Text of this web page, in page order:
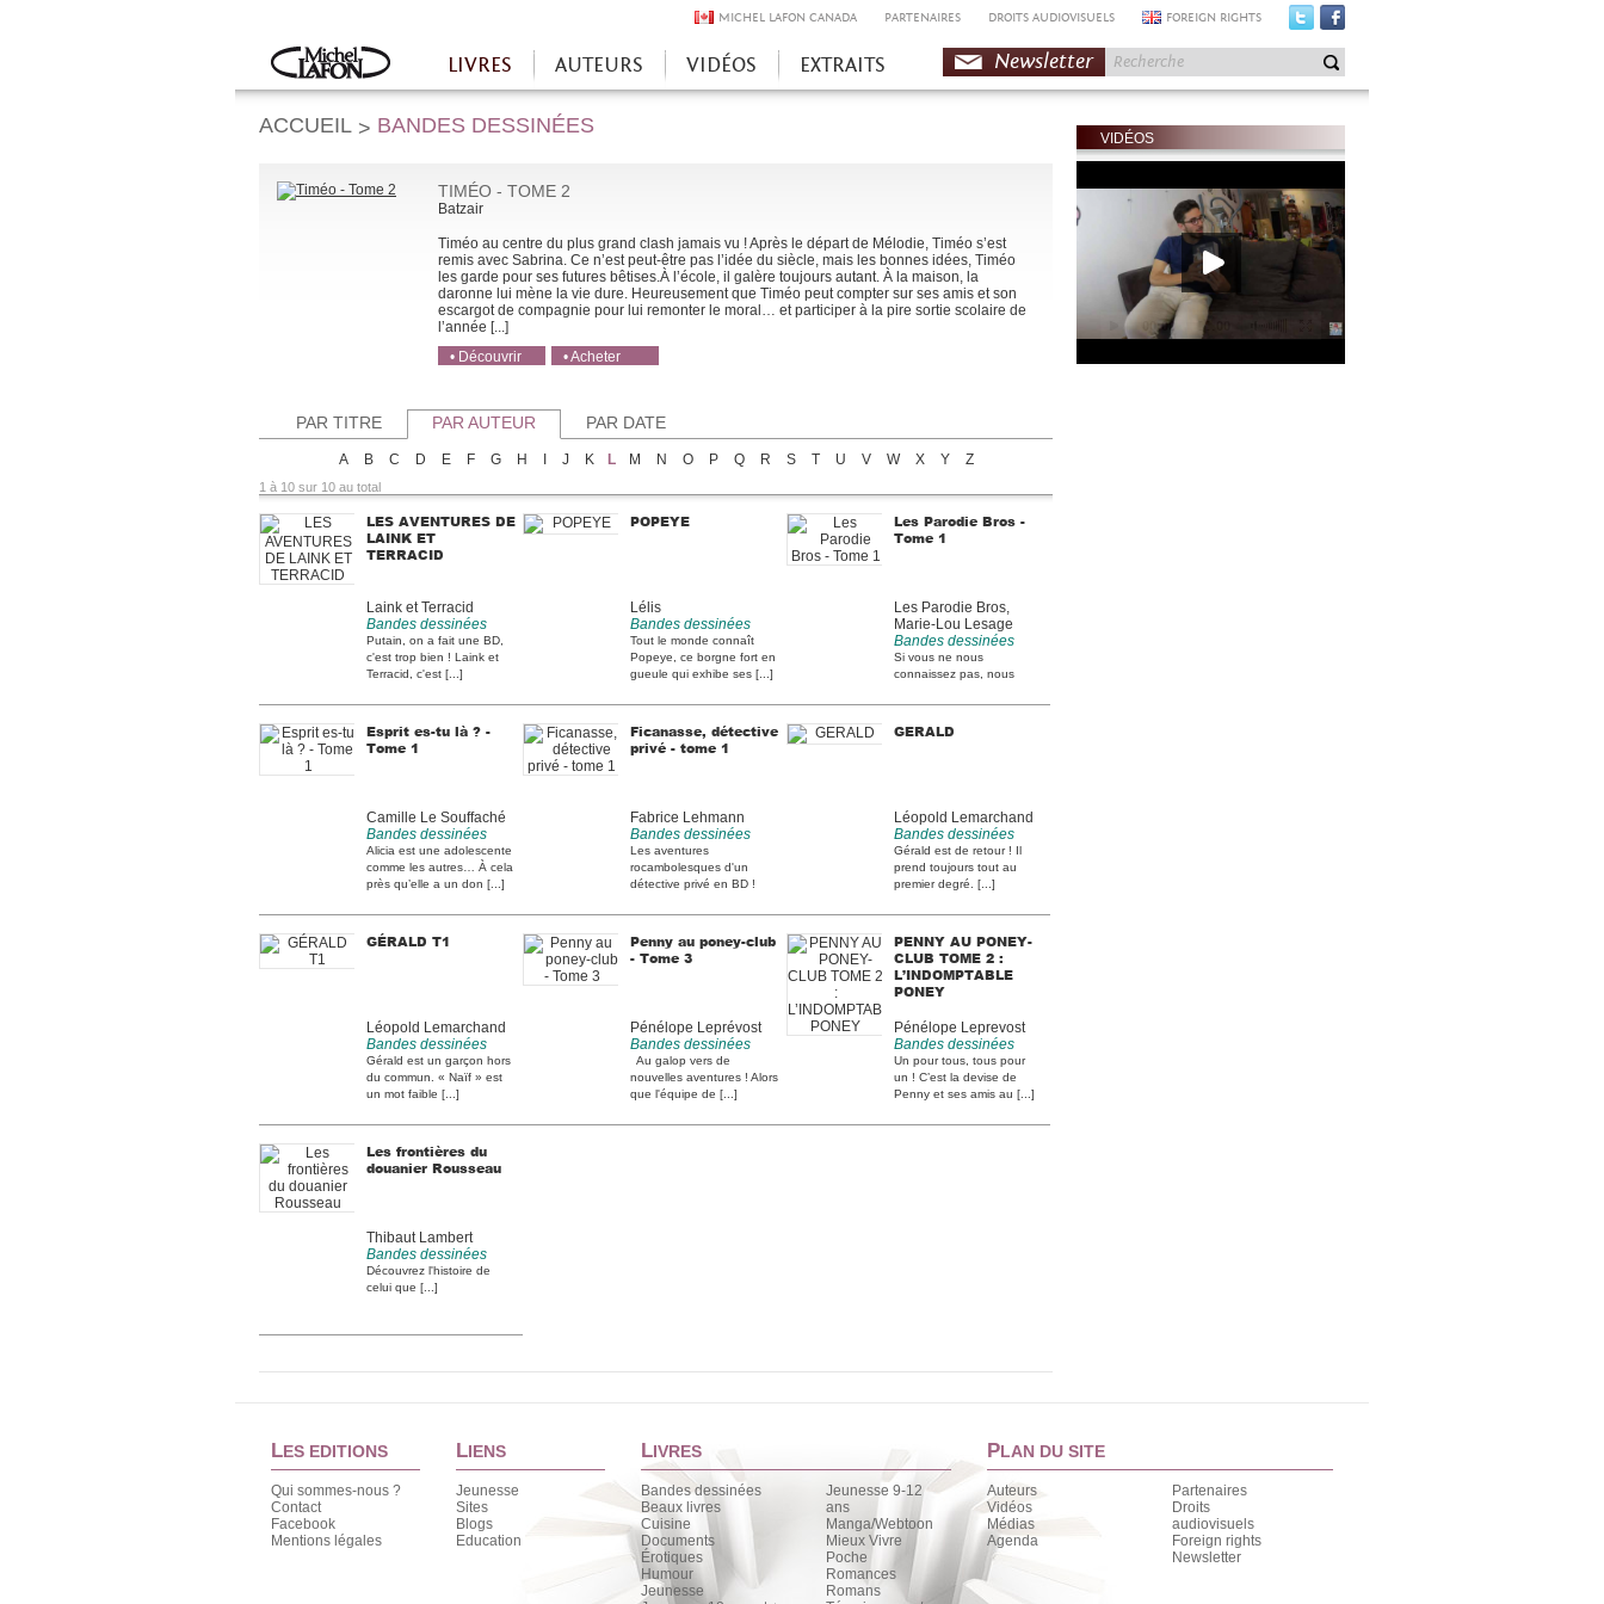
MICHEL LAFON CANADA PARTENAIRES DROITS AUDIOVISUELS FOREIGN RIGHTS
Accueil
LIVRES AUTEURS VIDÉOS EXTRAITS Newsletter
ACCUEIL > BANDES DESSINÉES
TIMÉO - TOME 2
Batzair
Timéo au centre du plus grand clash jamais vu ! Après le départ de Mélodie, Timéo s’est
remis avec Sabrina. Ce n’est peut-être pas l’idée du siècle, mais les bonnes idées, Timéo
les garde pour ses futures bêtises.​À l’école, il galère toujours autant. À la maison, la
daronne lui mène la vie dure. Heureusement que Timéo peut compter sur ses amis et son
escargot de compagnie pour lui remonter le moral… et participer à la pire sortie scolaire de
l’année [...]
• Découvrir
• Acheter
• Acheter
PAR TITRE PAR AUTEUR PAR DATE
A B C D E F G H J K L M N O P Q R S T U V W X Y Z
1 à 10 sur 10 au total
LES AVENTURES DE
LAINK ET
TERRACID
Laink et Terracid
Bandes dessinées
Putain, on a fait une BD,
c'est trop bien ! Laink et
Terracid, c'est [...]
POPEYE
Lélis
Bandes dessinées
Tout le monde connaît
Popeye, ce borgne fort en
gueule qui exhibe ses [...]
Les Parodie Bros -
Tome 1
Les Parodie Bros,
Marie-Lou Lesage
Bandes dessinées
Si vous ne nous
connaissez pas, nous
frères [...]
Esprit es-tu là ? -
Tome 1
Camille Le Souffaché
Bandes dessinées
Alicia est une adolescente
comme les autres… À cela
près qu’elle a un don [...]
Ficanasse, détective
privé - tome 1
Fabrice Lehmann
Bandes dessinées
Les aventures
rocambolesques d'un
détective privé en BD !
GERALD
Léopold Lemarchand
Bandes dessinées
Gérald est de retour ! Il
prend toujours tout au
premier degré. [...]
GÉRALD T1
Léopold Lemarchand
Bandes dessinées
Gérald est un garçon hors
du commun. « Naïf » est
un mot faible [...]
Penny au poney-club
- Tome 3
Pénélope Leprévost
Bandes dessinées
Au galop vers de
nouvelles aventures ! Alors
que l'équipe de [...]
PENNY AU PONEY-
CLUB TOME 2 :
L’INDOMPTABLE
PONEY
Pénélope Leprevost
Bandes dessinées
Un pour tous, tous pour
un ! C’est la devise de
Penny et ses amis au [...]
Les frontières du
douanier Rousseau
Thibaut Lambert
Bandes dessinées
Découvrez l'histoire de
celui que [...]
VIDÉOS
LES EDITIONS
Qui sommes-nous ?
Contact
Facebook
Mentions légales
LIENS
Jeunesse
Sites
Blogs
Education
LIVRES
Bandes dessinées
Beaux livres
Cuisine
Documents
Érotiques
Humour
Jeunesse
Jeunesse 9-12
ans
Manga/Webtoon
Mieux Vivre
Poche
Romances
Romans
PLAN DU SITE
Auteurs
Vidéos
Médias
Agenda
Partenaires
Droits
audiovisuels
Foreign rights
Newsletter